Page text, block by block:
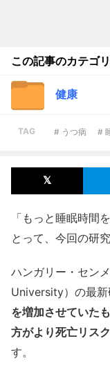
この記事のカテゴリ
健康
TAG # うつ病 #
「もっと睡眠時間
とって、今回の研
ハンガリー・セン
University）の最新
を増加させていた
方がより死亡リス
す。